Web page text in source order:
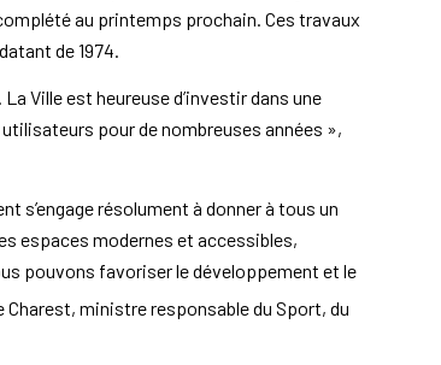
au printemps prochain. Ces travaux
de 1974.
Ville est heureuse d’investir dans une
pour de nombreuses années »,
s’engage résolument à donner à tous un
espaces modernes et accessibles,
pouvons favoriser le développement et le
Charest, ministre responsable du Sport, du